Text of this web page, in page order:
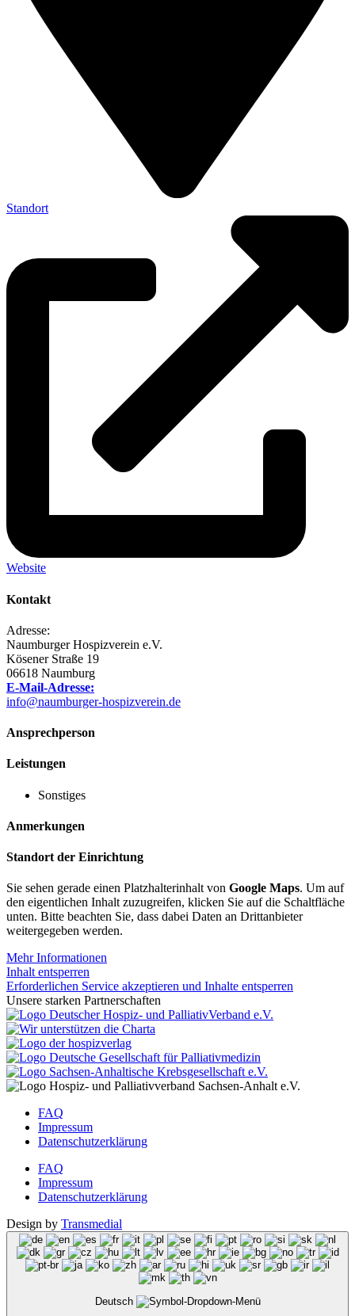
Standort
Website
Kontakt
Adresse:
Naumburger Hospizverein e.V.
Kösener Straße 19
06618 Naumburg
E-Mail-Adresse:
info@naumburger-hospizverein.de
Ansprechperson
Leistungen
Sonstiges
Anmerkungen
Standort der Einrichtung
Sie sehen gerade einen Platzhalterinhalt von Google Maps. Um auf
den eigentlichen Inhalt zuzugreifen, klicken Sie auf die Schaltfläche
unten. Bitte beachten Sie, dass dabei Daten an Drittanbieter
weitergegeben werden.
Mehr Informationen
Inhalt entsperren
Erforderlichen Service akzeptieren und Inhalte entsperren
Unsere starken Partnerschaften
FAQ
Impressum
Datenschutzerklärung
FAQ
Impressum
Datenschutzerklärung
Design by Transmedial
Deutsch